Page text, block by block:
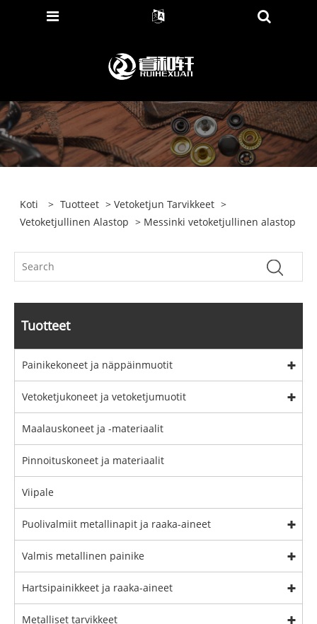
Koti > Tuotteet >Vetoketjun Tarvikkeet >
Vetoketjullinen Alastop > Messinki vetoketjullinen alastop
Tuotteet
Painikekoneet ja näppäinmuotit
Vetoketjukoneet ja vetoketjumuotit
Maalauskoneet ja -materiaalit
Pinnoituskoneet ja materiaalit
Viipale
Puolivalmiit metallinapit ja raaka-aineet
Valmis metallinen painike
Hartsipainikkeet ja raaka-aineet
Metalliset tarvikkeet